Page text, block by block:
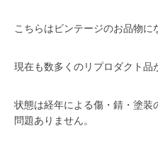
こちらはビンテージのお品物に
現在も数多くのリプロダクト品
状態は経年による傷・錆・塗装
問題ありません。